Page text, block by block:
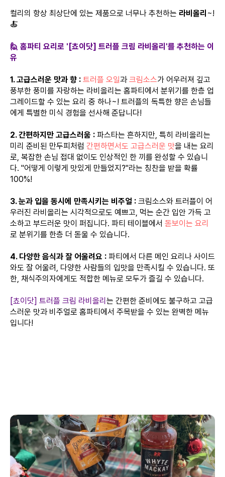
컬리의 항상 최상단에 있는 제품으로 너무나 추천하는 라비올리 ~!
🍝
🙋 홈파티 요리로 '[쵸이닷] 트러플 크림 라비올리'를 추천하는 이
유
1. 고급스러운 맛과 향 : 트러플 오일과크림소스가 어우러져 깊고
풍부한 풍미를 자랑하는 라비올리는 홈파티에서 분위기를 한층 업
그레이드할 수 있는 요리 중 하나~! 트러플의 독특한 향은 손님들
에게 특별한 미식 경험을 선사해 준답니다!
2. 간편하지만 고급스러움 : 파스타는 흔하지만, 특히 라비올리는
미리 준비된 만두피처럼 간편하면서도 고급스러운 맛을 내는 요리
로, 복잡한 손님 접대 없이도 인상적인 한 끼를 완성할 수 있습니
다. "어떻게 이렇게 맛있게 만들었지?"라는 칭찬을 받을 확률
100%!
3. 눈과 입을 동시에 만족시키는 비주얼 : 크림소스와 트러플이 어
우러진 라비올리는 시각적으로도 예쁘고, 먹는 순간 입안 가득 고
소하고 부드러운 맛이 퍼집니다. 파티 테이블에서 돋보이는 요리
로 분위기를 한층 더 돋울 수 있습니다.
4. 다양한 음식과 잘 어울려요 : 파티에서 다른 메인 요리나 사이드
와도 잘 어울려, 다양한 사람들의 입맛을 만족시킬 수 있습니다. 또
한, 채식주의자에게도 적합한 메뉴로 모두가 즐길 수 있습니다.
[쵸이닷] 트러플 크림 라비올리 는 간편한 준비에도 불구하고 고급
스러운 맛과 비주얼로 홈파티에서 주목받을 수 있는 완벽한 메뉴
입니다!